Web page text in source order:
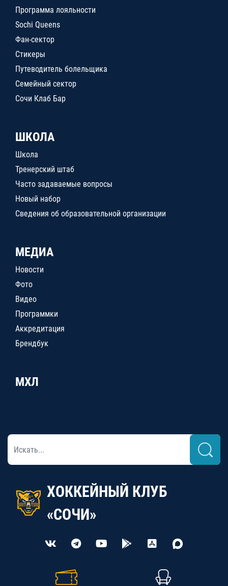
Программа лояльности
Sochi Queens
Фан-сектор
Стикеры
Путеводитель болельщика
Семейный сектор
Сочи Клаб Бар
ШКОЛА
Школа
Тренерский штаб
Часто задаваемые вопросы
Новый набор
Сведения об образовательной организации
МЕДИА
Новости
Фото
Видео
Программки
Аккредитация
Брендбук
МХЛ
ХОККЕЙНЫЙ КЛУБ
«СОЧИ»